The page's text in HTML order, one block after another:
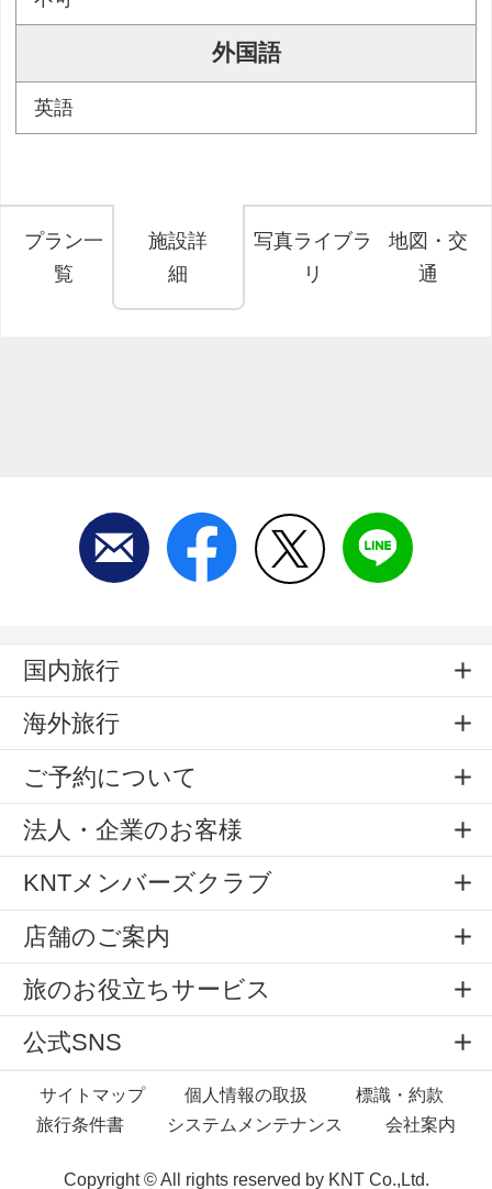
外国語
英語
プラン一
覧
施設詳
細
写真ライブラ
リ
地図・交
通
国内旅行
海外旅行
ご予約について
法人・企業のお客様
KNTメンバーズクラブ
店舗のご案内
旅のお役立ちサービス
公式SNS
サイトマップ 個人情報の取扱
標識・約款
旅行条件書
システムメンテナンス 会社案内
Copyright © All rights reserved by KNT Co.,Ltd.